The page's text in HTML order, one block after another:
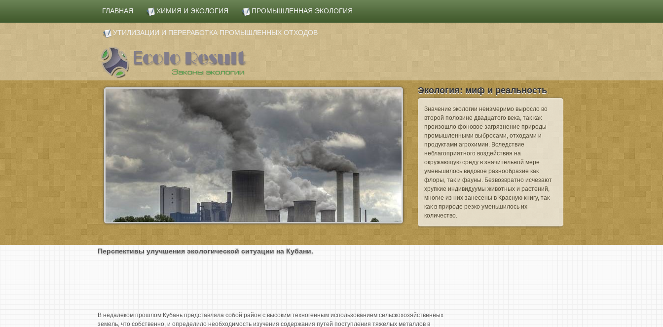
ГЛАВНАЯ ХИМИЯ И ЭКОЛОГИЯ ПРОМЫШЛЕННАЯ ЭКОЛОГИЯ
УТИЛИЗАЦИИ И ПЕРЕРАБОТКА ПРОМЫШЛЕННЫХ ОТХОДОВ
Экология: миф и реальность
Значение экологии неизмеримо выросло во
второй половине двадцатого века, так как
произошло фоновое загрязнение природы
промышленными выбросами, отходами и
продуктами агрохимии. Вследствие
неблагоприятного воздействия на
окружающую среду в значительной мере
уменьшилось видовое разнообразие как
флоры, так и фауны. Безвозвратно исчезают
хрупкие индивидуумы животных и растений,
многие из них занесены в Красную книгу, так
как в природе резко уменьшилось их
количество.
Перспективы улучшения экологической ситуации на Кубани.
В недалеком прошлом Кубань представляла собой район с высоким техногенным использованием сельскохозяйственных
земель, что собственно, и определило необходимость изучения содержания путей поступления тяжелых металлов в